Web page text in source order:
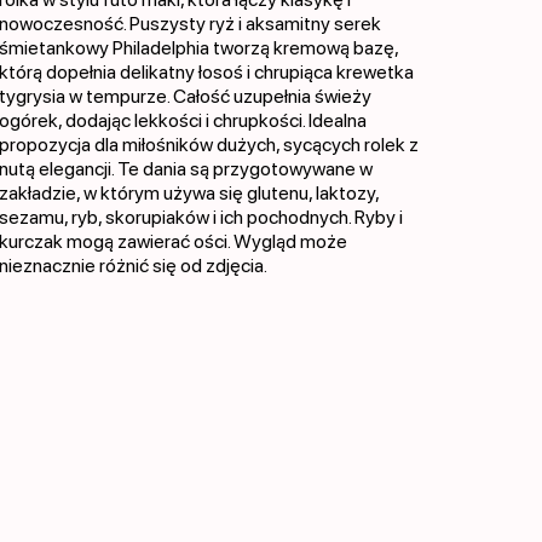
nowoczesność. Puszysty ryż i aksamitny serek
śmietankowy Philadelphia tworzą kremową bazę,
którą dopełnia delikatny łosoś i chrupiąca krewetka
tygrysia w tempurze. Całość uzupełnia świeży
ogórek, dodając lekkości i chrupkości. Idealna
propozycja dla miłośników dużych, sycących rolek z
nutą elegancji. Te dania są przygotowywane w
zakładzie, w którym używa się glutenu, laktozy,
sezamu, ryb, skorupiaków i ich pochodnych. Ryby i
kurczak mogą zawierać ości. Wygląd może
nieznacznie różnić się od zdjęcia.